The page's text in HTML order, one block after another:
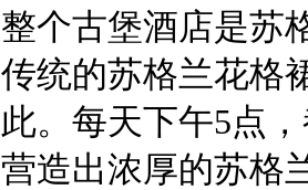
整个古堡酒店是苏
传统的苏格兰花格
此。每天下午5点
营造出浓厚的苏格